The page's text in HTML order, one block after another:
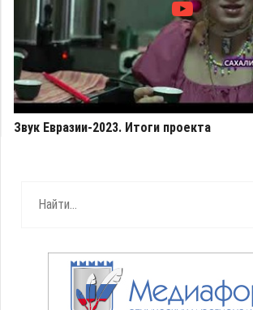
Звук Евразии-2023. Итоги проекта